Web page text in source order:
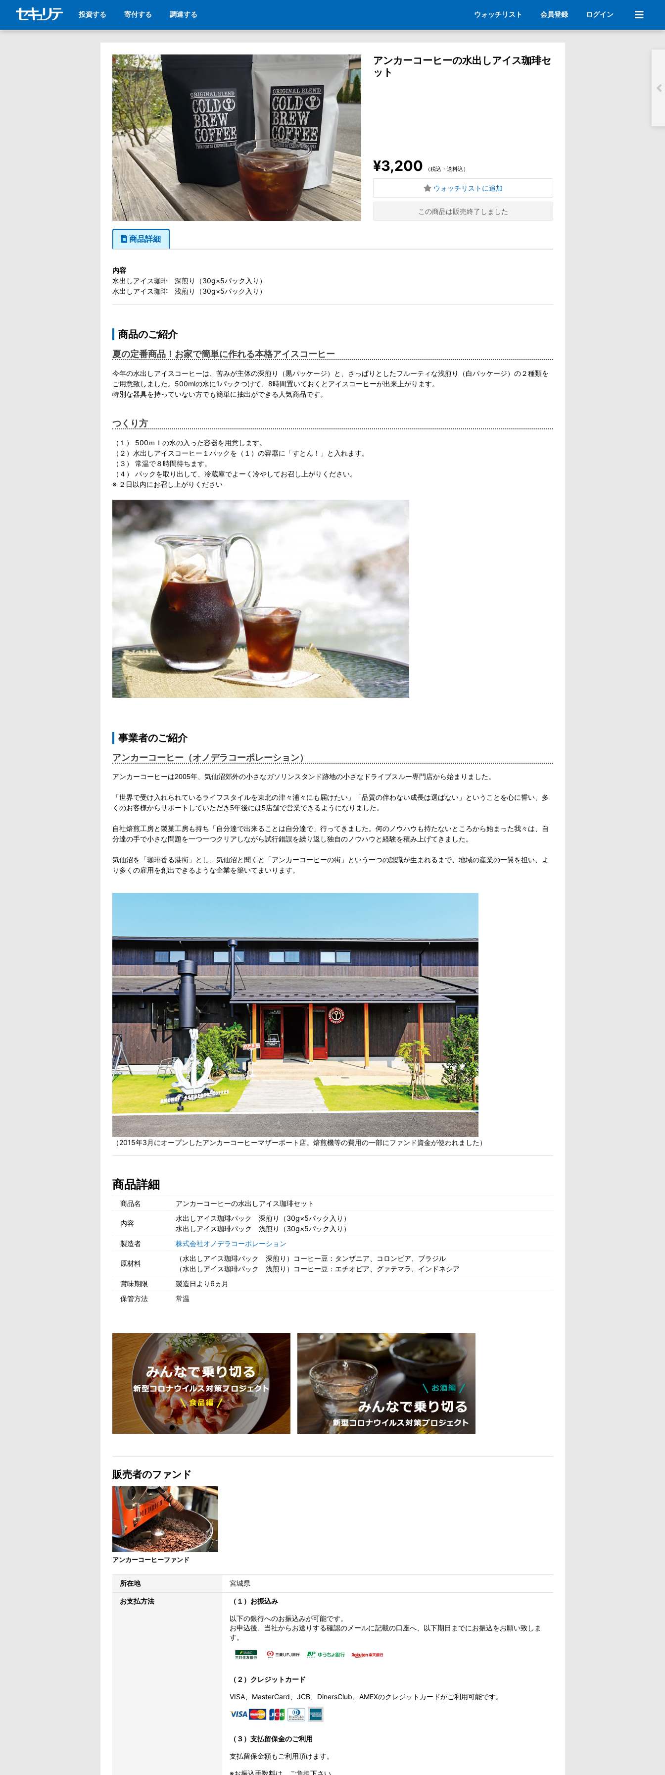
投資する 寄付する 調達する ウォッチリスト 会員登録 ログイン
アンカーコーヒーの水出しアイス珈琲セ
ット
¥3,200 （税込・送料込）
ウォッチリストに追加
この商品は販売終了しました
商品詳細
内容
水出しアイス珈琲 深煎り（30g×5パック入り）
水出しアイス珈琲 浅煎り（30g×5パック入り）
商品のご紹介
夏の定番商品！お家で簡単に作れる本格アイスコーヒー
今年の水出しアイスコーヒーは、苦みが主体の深煎り（黒パッケージ）と、さっぱりとしたフルーティな浅煎り（白パッケージ）の２種類を
ご用意致しました。500mlの水に1パックつけて、8時間置いておくとアイスコーヒーが出来上がります。
特別な器具を持っていない方でも簡単に抽出ができる人気商品です。
つくり方
（１） 500ｍｌの水の入った容器を用意します。
（２）水出しアイスコーヒー１パックを（１）の容器に「すとん！」と入れます。
（３） 常温で８時間待ちます。
（４） パックを取り出して、冷蔵庫でよーく冷やしてお召し上がりください。
※ ２日以内にお召し上がりください
事業者のご紹介
アンカーコーヒー（オノデラコーポレーション）
アンカーコーヒーは2005年、気仙沼郊外の小さなガソリンスタンド跡地の小さなドライブスルー専門店から始まりました。
「世界で受け入れられているライフスタイルを東北の津々浦々にも届けたい」「品質の伴わない成長は選ばない」ということを心に誓い、多
くのお客様からサポートしていただき5年後には5店舗で営業できるようになりました。
自社焙煎工房と製菓工房も持ち「自分達で出来ることは自分達で」行ってきました。何のノウハウも持たないところから始まった我々は、自
分達の手で小さな問題を一つ一つクリアしながら試行錯誤を繰り返し独自のノウハウと経験を積み上げてきました。
気仙沼を「珈琲香る港街」とし、気仙沼と聞くと「アンカーコーヒーの街」という一つの認識が生まれるまで、地域の産業の一翼を担い、よ
り多くの雇用を創出できるような企業を築いてまいります。
（2015年3月にオープンしたアンカーコーヒーマザーポート店。焙煎機等の費用の一部にファンド資金が使われました）
商品詳細
商品名 アンカーコーヒーの水出しアイス珈琲セット
内容
水出しアイス珈琲パック 深煎り（30g×5パック入り）
水出しアイス珈琲パック 浅煎り（30g×5パック入り）
製造者
株式会社オノデラコーポレーション
原材料
（水出しアイス珈琲パック 深煎り）コーヒー豆：タンザニア、コロンビア、ブラジル
（水出しアイス珈琲パック 浅煎り）コーヒー豆：エチオピア、グァテマラ、インドネシア
賞味期限
製造日より6ヵ月
保管方法
常温
販売者のファンド
アンカーコーヒーファンド
所在地 宮城県
お支払方法 （１）お振込み
以下の銀行へのお振込みが可能です。
お申込後、当社からお送りする確認のメールに記載の口座へ、以下期日までにお振込をお願い致しま
す。
（２）クレジットカード
VISA、MasterCard、JCB、DinersClub、AMEXのクレジットカードがご利用可能です。
（３）支払留保金のご利用
支払留保金額もご利用頂けます。
※お振込手数料は、ご負担下さい。